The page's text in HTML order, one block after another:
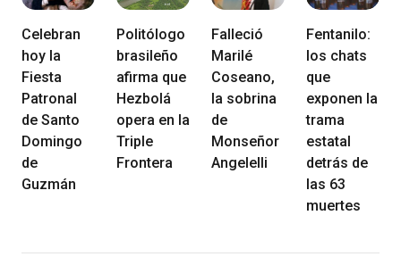
Celebran
hoy la
Fiesta
Patronal
de Santo
Domingo
de
Guzmán
Politólogo
brasileño
afirma que
Hezbolá
opera en la
Triple
Frontera
Falleció
Marilé
Coseano,
la sobrina
de
Monseñor
Angelelli
Fentanilo:
los chats
que
exponen la
trama
estatal
detrás de
las 63
muertes